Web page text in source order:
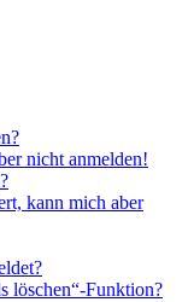
nicht anmelden!
kann mich aber
löschen“-Funktion?